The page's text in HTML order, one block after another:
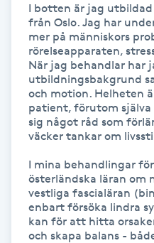
HIFU
Hollywood Peel
Hot Stone Massage
Hudföryngring
Huduppstramning
I botten är jag
från Oslo. Jag har
mer på människors
rörelseapparaten,
När jag behandlar har
utbildningsbakgrund
och motion. Helheten
patient, förutom
sig något råd som
väcker tankar om
I mina behandlingar
österländska läran om
vestliga fascialäran
enbart försöka lindra
kan för att hitta
och skapa balans -